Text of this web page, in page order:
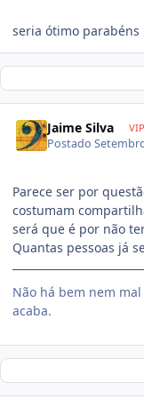
seria ótimo parabéns
Jaime Silva VIP
Postado
Parece ser por
costumam
será que é por não
Quantas pessoas já
Não há bem nem
acaba.